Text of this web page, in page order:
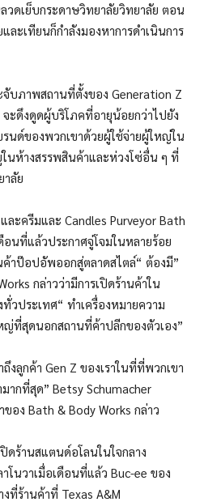
ดเย็บกระดาษวิทยาลัยวิทยาลัย ตอน
ละเทียนก็กำลังมองหาการดำเนินการ
บภาพสถานที่ตั้งของ Generation Z
จะดึงดูดผู้บริโภคที่อายุน้อยกว่าไปยัง
นด์ของพวกเขาด้วยผู้ใช้จ่ายผู้ใหญ่ใน
นห้างสรรพสินค้าและห่วงโซ่อื่น ๆ ที่
าลัย
ะครีมและ Candles Purveyor Bath
อนที่แล้วประกาศจู่โจมในหลายร้อย
ค้าป๊อปอัพออกสู่ตลาดสไตล์“ ต้องมี”
กล่าวว่ามีการเปิดร้านค้าใน
วประเทศ“ ทำเครื่องหมายความ
ญ่ที่สุดนอกสถานที่ค้าปลีกของตัวเอง”
ถึงลูกค้า Gen Z ของเราในที่ที่พวกเขา
มากที่สุด” Betsy Schumacher
อง Bath & Body Works กล่าว
ดร้านสแตนด์อโลนในใจกลาง
โนวาเมื่อเดือนที่แล้ว Buc-ee ของ
ที่ร้านค้าที่ Texas A&M